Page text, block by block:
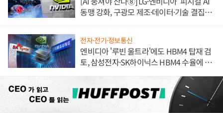
동맹 강화, 구광모 제조·데이터·기술 결집
전자·전기·정보통신
엔비디아 '루빈 울트라'에도 HBM4 탑재 검
토, 삼성전자·SK하이닉스 HBM4 수율에 주